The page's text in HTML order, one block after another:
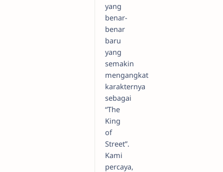
yang
benar-
benar
baru
yang
semakin
mengangkat
karakternya
sebagai
“The
King
of
Street”.
Kami
percaya,